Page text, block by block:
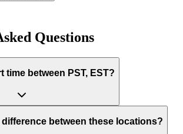
Questions
time between PST, EST?
between these locations?